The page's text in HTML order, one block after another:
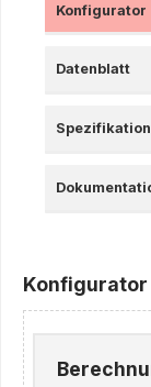
Konfigurator
Datenblatt
Spezifikation
Konfigurator